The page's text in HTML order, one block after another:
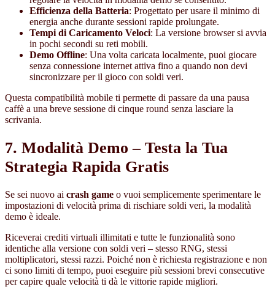
Efficienza della Batteria: Progettato per usare il minimo di
energia anche durante sessioni rapide prolungate.
Tempi di Caricamento Veloci: La versione browser si avvia
in pochi secondi su reti mobili.
Demo Offline: Una volta caricata localmente, puoi giocare
senza connessione internet attiva fino a quando non devi
sincronizzare per il gioco con soldi veri.
Questa compatibilità mobile ti permette di passare da una pausa
caffè a una breve sessione di cinque round senza lasciare la
scrivania.
7. Modalità Demo – Testa la Tua
Strategia Rapida Gratis
Se sei nuovo ai crash game o vuoi semplicemente sperimentare le
impostazioni di velocità prima di rischiare soldi veri, la modalità
demo è ideale.
Riceverai crediti virtuali illimitati e tutte le funzionalità sono
identiche alla versione con soldi veri – stesso RNG, stessi
moltiplicatori, stessi razzi. Poiché non è richiesta registrazione e non
ci sono limiti di tempo, puoi eseguire più sessioni brevi consecutive
per capire quale velocità ti dà le vittorie rapide migliori.